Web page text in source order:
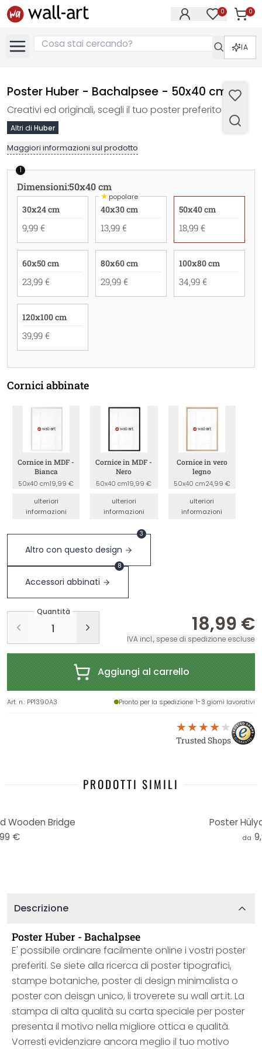
0 0
IA
Poster Huber - Bachalpsee - 50x40 cm
Creativi ed originali, scegli il tuo poster preferito
Altri di Huber
Maggiori informazioni sul prodotto
1
Dimensioni:50x40 cm
30x24 cm
9,99 €
★popolare
40x30 cm
13,99 €
50x40 cm
18,99 €
60x50 cm
23,99 €
80x60 cm
29,99 €
100x80 cm
34,99 €
120x100 cm
39,99 €
Cornici abbinate
Cornice in MDF -
Bianca
50x40 cm19,99 €
ulteriori
informazioni
Cornice in MDF -
Nero
50x40 cm19,99 €
ulteriori
informazioni
Cornice in vero
legno
50x40 cm24,99 €
ulteriori
informazioni
Altro con questo design
3
Accessori abbinati
8
Quantità
18,99 €
IVA incl., spese di spedizione escluse
Aggiungi al carrello
Art. n.: PP1390A3 Pronto per la spedizione: 1-3 giorni lavorativi
Trusted Shops
PRODOTTI SIMILI
Wooden Bridge
€
Poster
da
Descrizione
Poster Huber - Bachalpsee
E' possibile ordinare facilmente online i vostri poster
preferiti. Se siete alla ricerca di poster tipografici,
stampe botaniche, poster di design minimalista o
poster con deisgn unico, li troverete su wall art.it. La
stampa di alta qualità su carta speciale per poster
presenta il motivo nella migliore ottica e qualità.
Vorresti evidenziare ancora meglio il tuo motivo